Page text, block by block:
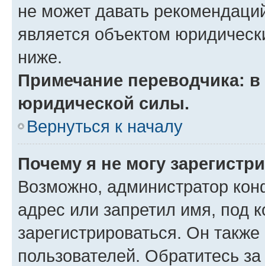
не может давать
является объектом
ниже.
Примечание переводчика:
юридической силы.
Вернуться к началу
Почему я не могу
Возможно, администратор
адрес или запретил имя, под
зарегистрироваться. Он
пользователей. Обратитесь